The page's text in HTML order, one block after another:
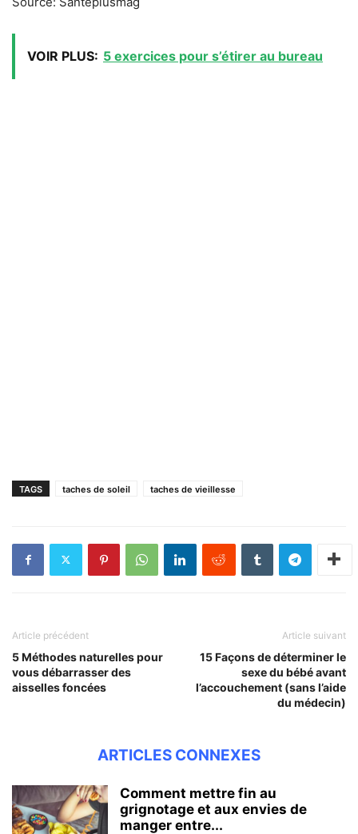
VOIR PLUS: 5 exercices pour s’étirer au bureau
TAGS taches de soleil taches de vieillesse
Article précédent
5 Méthodes naturelles pour
vous débarrasser des
aisselles foncées
Article suivant
15 Façons de déterminer le
sexe du bébé avant
l’accouchement (sans l’aide
du médecin)
ARTICLES CONNEXES
Comment mettre fin au
grignotage et aux envies de
manger entre...